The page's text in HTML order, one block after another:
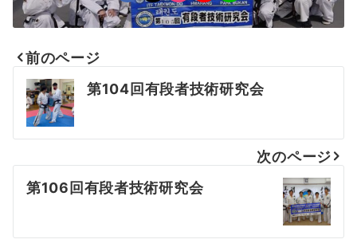
投
稿
ナ
ビ
ゲ
前のページ
第104回有段者技術研究会
次のページ
第106回有段者技術研究会